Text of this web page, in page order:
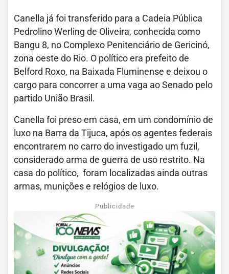
Canella já foi transferido para a Cadeia Pública
Pedrolino Werling de Oliveira, conhecida como
Bangu 8, no Complexo Penitenciário de Gericinó,
zona oeste do Rio. O político era prefeito de
Belford Roxo, na Baixada Fluminense e deixou o
cargo para concorrer a uma vaga ao Senado pelo
partido União Brasil.
Canella foi preso em casa, em um condomínio de
luxo na Barra da Tijuca, após os agentes federais
encontrarem no carro do investigado um fuzil,
considerado arma de guerra de uso restrito. Na
casa do político, foram localizadas ainda outras
armas, munições e relógios de luxo.
Publicidade